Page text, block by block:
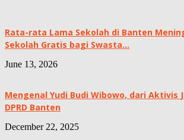
Rata-rata Lama Sekolah di Banten
Sekolah Gratis bagi Swasta...
June 13, 2026
Mengenal Yudi Budi Wibowo, dari Aktivis
DPRD Banten
December 22, 2025